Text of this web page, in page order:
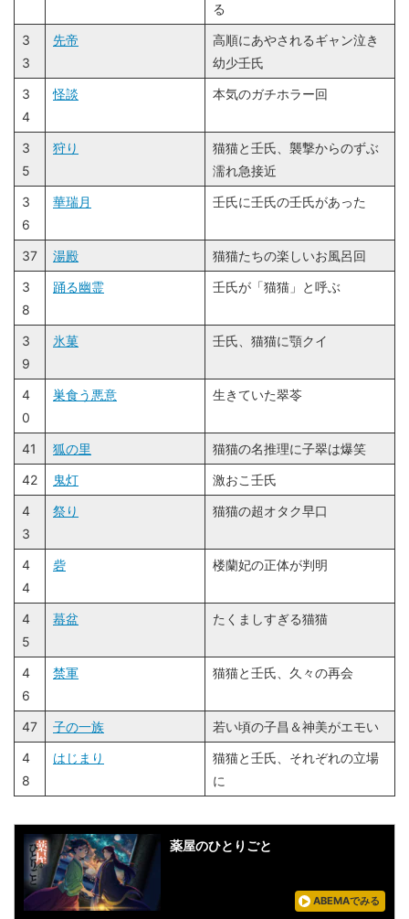
る
3
3
先帝
高順にあやされるギャン泣き
幼少壬氏
3
4
怪談 本気のガチホラー回
3
5
狩り
猫猫と壬氏、襲撃からのずぶ
濡れ急接近
3
6
華瑞月 壬氏に壬氏の壬氏があった
37 湯殿
猫猫たちの楽しいお風呂回
3
8
踊る幽霊 壬氏が「猫猫」と呼ぶ
3
9
氷菓 壬氏、猫猫に顎クイ
4
0
巣食う悪意 生きていた翠苓
41 狐の里
猫猫の名推理に子翠は爆笑
42
鬼灯
激おこ壬氏
4
3
祭り 猫猫の超オタク早口
4
4
砦 楼蘭妃の正体が判明
4
5
蟇盆 たくましすぎる猫猫
4
6
禁軍 猫猫と壬氏、久々の再会
47 子の一族
若い頃の子昌＆神美がエモい
4
8
はじまり
猫猫と壬氏、それぞれの立場
に
薬屋のひとりごと
ABEMAでみる